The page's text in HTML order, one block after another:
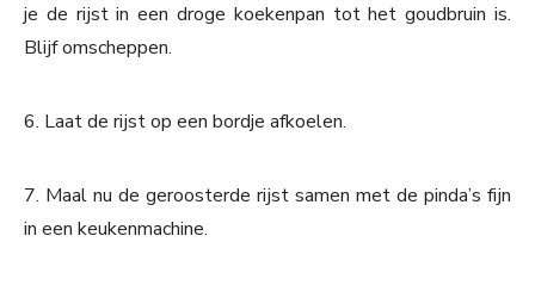
je de rijst in een droge koekenpan tot het goudbruin is.
Blijf omscheppen.
6. Laat de rijst op een bordje afkoelen.
7. Maal nu de geroosterde rijst samen met de pinda’s fijn
in een keukenmachine.